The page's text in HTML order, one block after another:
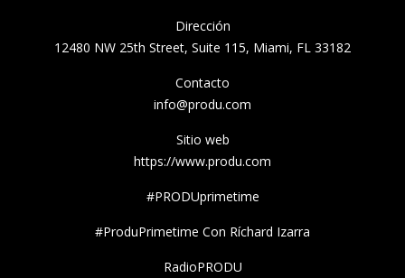
Dirección
12480 NW 25th Street, Suite 115, Miami, FL 33182
Contacto
info@produ.com
Sitio web
https://www.produ.com
#PRODUprimetime
#ProduPrimetime Con Ríchard Izarra
RadioPRODU